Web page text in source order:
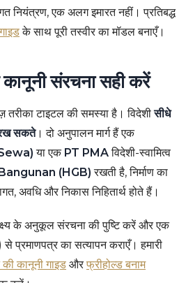
नियंत्रण, एक अलग इमारत नहीं। प्रतिबद्ध
के साथ पूरी तस्वीर का मॉडल बनाएँ।
संरचना सही करें
टाइटल की समस्या है। विदेशीसीधे
सकते। दो अनुपालन मार्ग हैं एक
या एक PT PMAविदेशी-स्वामित्व
(HGB) रखती है, निर्माण का
अवधि और निकास निहितार्थ होते हैं।
के अनुकूल संरचना की पुष्टि करें और एक
प्रमाणपत्र का सत्यापन कराएँ। हमारी
कानूनी गाइड और फ्रीहोल्ड बनाम